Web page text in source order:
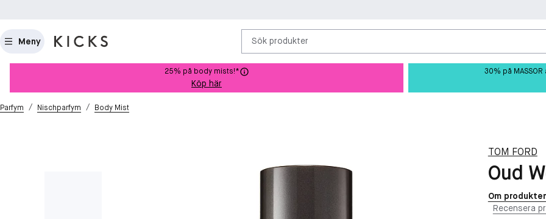
Meny Sök produkter
25% på body mists!*
Köp här
30% på
Parfym / Nischparfym / Body Mist
TOM FORD
Oud
Om
Recensera